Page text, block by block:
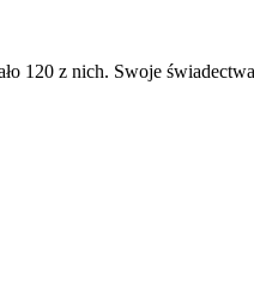
120 z nich. Swoje ś